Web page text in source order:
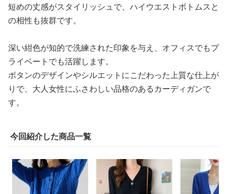
短めの丈感がスタイリッシュで、ハイウエストボトムスと
の相性も抜群です。
深い紺色が知的で洗練された印象を与え、オフィスでもプ
ライベートでも活躍します。
ボタンのデザインやシルエットにこだわった上質な仕上が
りで、大人女性にふさわしい品格のあるカーディガンで
す。
今回紹介した商品一覧